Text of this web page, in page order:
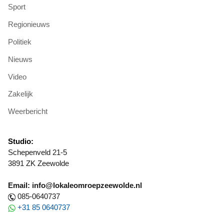
Sport
Regionieuws
Politiek
Nieuws
Video
Zakelijk
Weerbericht
Studio:
Schepenveld 21-5
3891 ZK Zeewolde
Email: info@lokaleomroepzeewolde.nl
085-0640737
+31 85 0640737